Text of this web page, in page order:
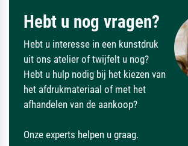
Hebt u nog vragen?
Hebt u interesse in een kunstdruk
uit ons atelier of twijfelt u nog?
Hebt u hulp nodig bij het kiezen van
het afdrukmateriaal of met het
afhandelen van de aankoop?
Onze experts helpen u graag.